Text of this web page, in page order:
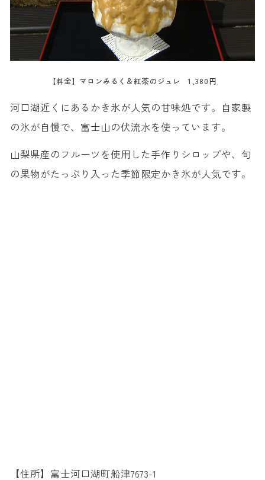
【料金】マロンみるく＆紅茶のジュレ 1,380円
河口湖近くにあるかき氷が人気の甘味処です。自家製
の氷が自慢で、富士山の伏流水を使っています。
山梨県産のフルーツを使用した手作りシロップや、旬
の果物がたっぷり入った季節限定かき氷が人気です。
【住所】富士河口湖町船津7673-1